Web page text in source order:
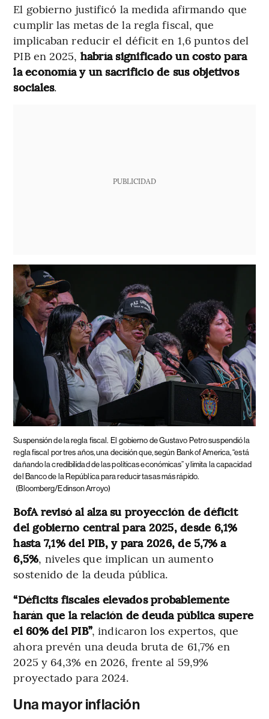
El gobierno justificó la medida afirmando que
cumplir las metas de la regla fiscal, que
implicaban reducir el déficit en 1,6 puntos del
PIB en 2025, habría significado un costo para
la economía y un sacrificio de sus objetivos
sociales.
PUBLICIDAD
Suspensión de la regla fiscal. El gobierno de Gustavo Petro suspendió la
regla fiscal por tres años, una decisión que, según Bank of America, “está
dañando la credibilidad de las políticas económicas” y limita la capacidad
del Banco de la República para reducir tasas más rápido.
(Bloomberg/Edinson Arroyo)
BofA revisó al alza su proyección de déficit
del gobierno central para 2025, desde 6,1%
hasta 7,1% del PIB, y para 2026, de 5,7% a
6,5%, niveles que implican un aumento
sostenido de la deuda pública.
“Déficits fiscales elevados probablemente
harán que la relación de deuda pública supere
el 60% del PIB”, indicaron los expertos, que
ahora prevén una deuda bruta de 61,7% en
2025 y 64,3% en 2026, frente al 59,9%
proyectado para 2024.
Una mayor inflación